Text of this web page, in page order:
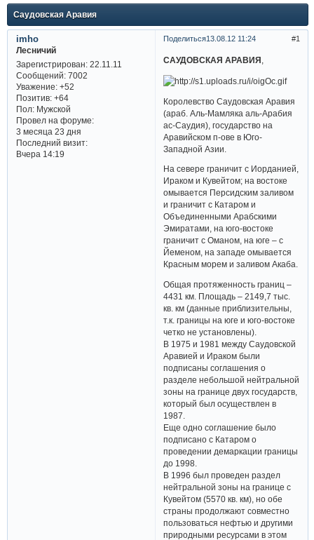
Саудовская Аравия
Поделиться 1
13.08.12 11:24
imho
Лесничий
Зарегистрирован: 22.11.11
Сообщений:7002
Уважение: +52
Позитив: +64
Пол:Мужской
Провел на форуме:
3 месяца 23 дня
Последний визит:
Вчера 14:19
САУДОВСКАЯ АРАВИЯ
Королевство Саудовская Аравия
(араб. Аль-Мамляка аль-Арабия
ас-Саудия), государство на
Аравийском п-ове в Юго-
Западной Азии.
На севере граничит с Иорданией,
Ираком и Кувейтом; на востоке
омывается Персидским заливом
и граничит с Катаром и
Объединенными Арабскими
Эмиратами, на юго-востоке
граничит с Оманом, на юге – с
Йеменом, на западе омывается
Красным морем и заливом Акаба.
Общая протяженность границ –
4431 км. Площадь – 2149,7 тыс.
кв. км (данные приблизительны,
т.к. границы на юге и юго-востоке
четко не установлены).
В 1975 и 1981 между Саудовской
Аравией и Ираком были
подписаны соглашения о
разделе небольшой нейтральной
зоны на границе двух государств,
который был осуществлен в
1987.
Еще одно соглашение было
подписано с Катаром о
проведении демаркации границы
до 1998.
В 1996 был проведен раздел
нейтральной зоны на границе с
Кувейтом (5570 кв. км), но обе
страны продолжают совместно
пользоваться нефтью и другими
природными ресурсами в этом